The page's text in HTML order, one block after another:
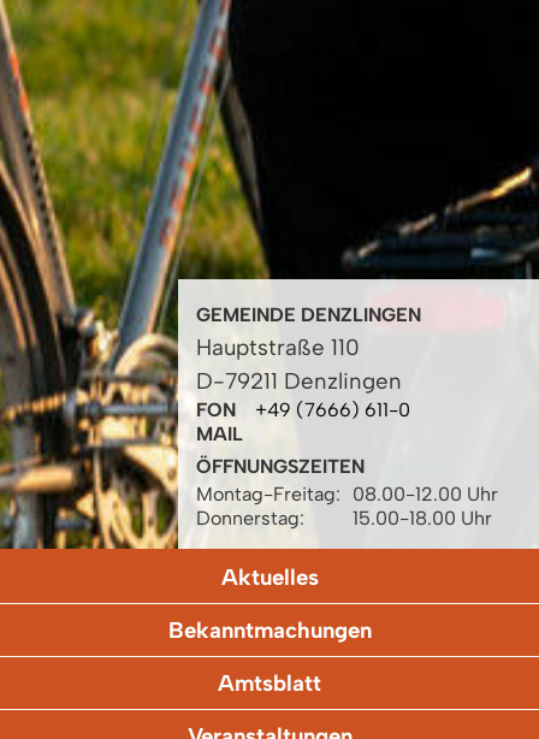
GEMEINDE DENZLINGEN
Hauptstraße 110
D-79211 Denzlingen
FON
+49 (7666) 611-0
MAIL
ÖFFNUNGSZEITEN
Montag-Freitag:
08.00-12.00 Uhr
Donnerstag:
15.00-18.00 Uhr
Aktuelles
Bekanntmachungen
Amtsblatt